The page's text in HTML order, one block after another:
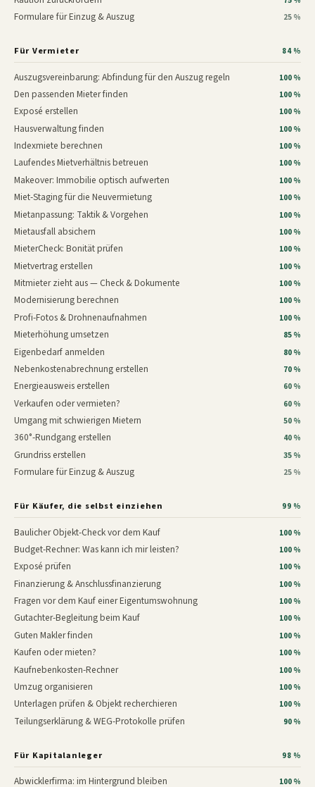
Formulare für Einzug & Auszug 25 %
Für Vermieter 84 %
Auszugsvereinbarung: Abfindung für den Auszug regeln 100 %
Den passenden Mieter finden 100 %
Exposé erstellen 100 %
Hausverwaltung finden 100 %
Indexmiete berechnen 100 %
Laufendes Mietverhältnis betreuen 100 %
Makeover: Immobilie optisch aufwerten 100 %
Miet-Staging für die Neuvermietung 100 %
Mietanpassung: Taktik & Vorgehen 100 %
Mietausfall absichern 100 %
MieterCheck: Bonität prüfen 100 %
Mietvertrag erstellen 100 %
Mitmieter zieht aus — Check & Dokumente 100 %
Modernisierung berechnen 100 %
Profi-Fotos & Drohnenaufnahmen 100 %
Mieterhöhung umsetzen 85 %
Eigenbedarf anmelden 80 %
Nebenkostenabrechnung erstellen 70 %
Energieausweis erstellen 60 %
Verkaufen oder vermieten? 60 %
Umgang mit schwierigen Mietern 50 %
360°-Rundgang erstellen 40 %
Grundriss erstellen 35 %
Formulare für Einzug & Auszug 25 %
Für Käufer, die selbst einziehen 99 %
Baulicher Objekt-Check vor dem Kauf 100 %
Budget-Rechner: Was kann ich mir leisten? 100 %
Exposé prüfen 100 %
Finanzierung & Anschlussfinanzierung 100 %
Fragen vor dem Kauf einer Eigentumswohnung 100 %
Gutachter-Begleitung beim Kauf 100 %
Guten Makler finden 100 %
Kaufen oder mieten? 100 %
Kaufnebenkosten-Rechner 100 %
Umzug organisieren 100 %
Unterlagen prüfen & Objekt recherchieren 100 %
Teilungserklärung & WEG-Protokolle prüfen 90 %
Für Kapitalanleger 98 %
Abwicklerfirma: im Hintergrund bleiben 100 %